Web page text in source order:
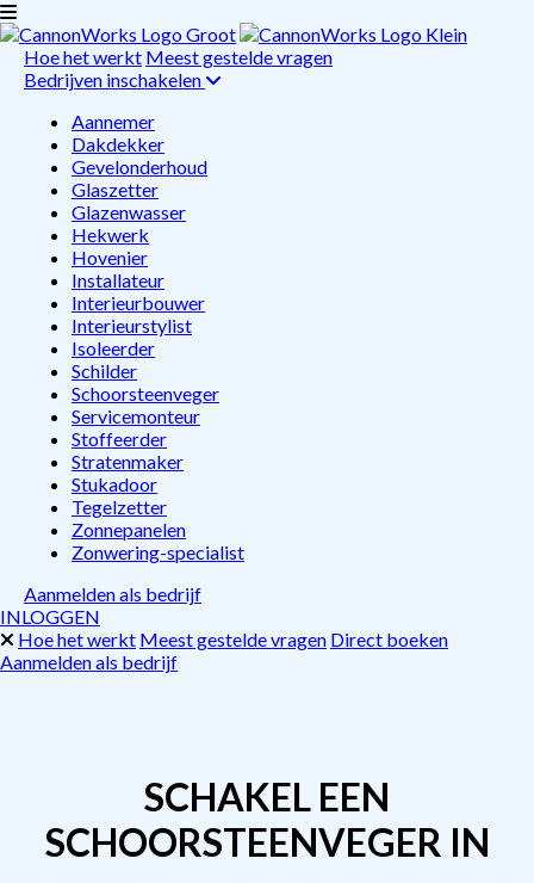
Hoe het werkt Meest gestelde vragen
Bedrijven inschakelen
Aannemer
Dakdekker
Gevelonderhoud
Glaszetter
Glazenwasser
Hekwerk
Hovenier
Installateur
Interieurbouwer
Interieurstylist
Isoleerder
Schilder
Schoorsteenveger
Servicemonteur
Stoffeerder
Stratenmaker
Stukadoor
Tegelzetter
Zonnepanelen
Zonwering-specialist
Aanmelden als bedrijf
INLOGGEN
Hoe het werkt Meest gestelde vragen Direct boeken
Aanmelden als bedrijf
SCHAKEL EEN
SCHOORSTEENVEGER IN